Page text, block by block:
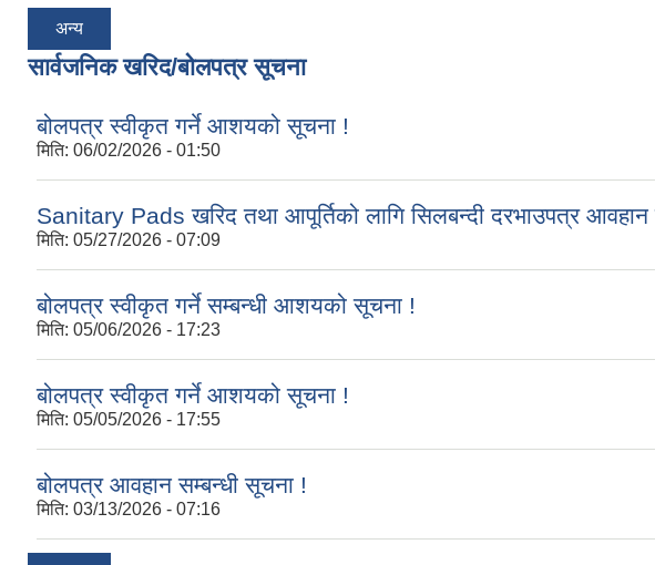
अन्य
सार्वजनिक खरिद/बोलपत्र सूचना
बोलपत्र स्वीकृत गर्ने आशयको सूचना !
मिति: 06/02/2026 - 01:50
Sanitary Pads खरिद तथा आपूर्तिको लागि सिलबन्दी दरभाउपत्र आवहान
मिति: 05/27/2026 - 07:09
बोलपत्र स्वीकृत गर्ने सम्बन्धी आशयको सूचना !
मिति: 05/06/2026 - 17:23
बोलपत्र स्वीकृत गर्ने आशयको सूचना !
मिति: 05/05/2026 - 17:55
बोलपत्र आवहान सम्बन्धी सूचना !
मिति: 03/13/2026 - 07:16